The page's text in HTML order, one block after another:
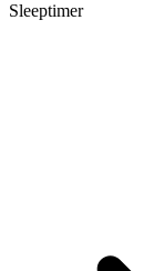
Sleeptimer